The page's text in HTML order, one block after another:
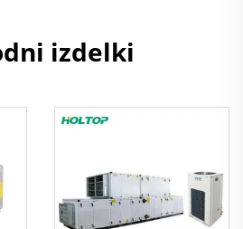
izdelki